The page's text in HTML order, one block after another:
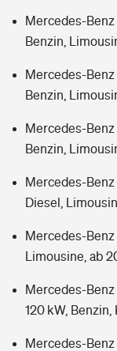
Mercedes-Benz
Benzin,
Mercedes-Benz
Benzin,
Mercedes-Benz
Benzin,
Mercedes-Benz
Diesel,
Mercedes-Benz
Limousine, ab
Mercedes-Benz
120 kW,
Mercedes-Benz